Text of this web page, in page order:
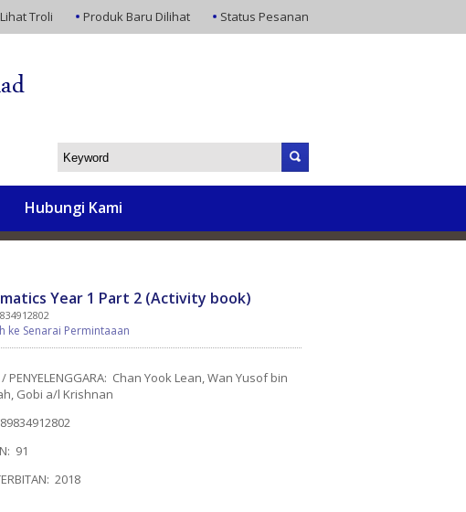
Lihat Troli Produk Baru Dilihat Status Pesanan
Hubungi Kami
Year 1 Part 2 (Activity book)
ke Senarai Permintaaan
/ PENYELENGGARA: Chan Yook Lean, Wan Yusof bin
Gobi a/l Krishnan
91
2018